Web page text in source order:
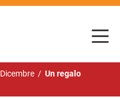
Dicembre / Un regalo